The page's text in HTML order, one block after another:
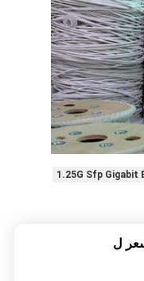
1.25G Sfp Gigabit
ل